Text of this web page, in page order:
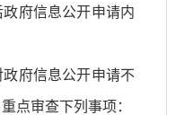
政府信息公开申请内
府信息公开申请不
点审查下列事项：